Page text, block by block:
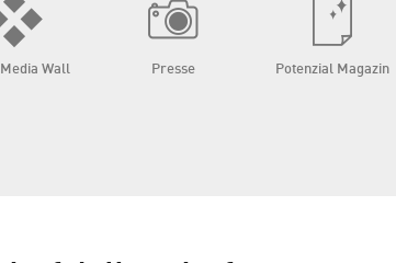
Wall Presse Potenzial Magazin